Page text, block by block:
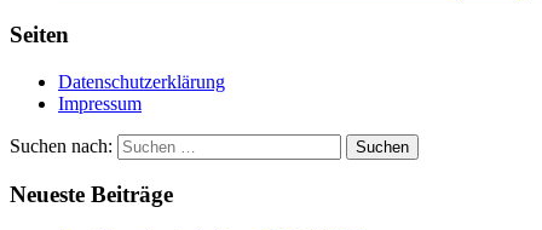
Seiten
Datenschutzerklärung
Impressum
Suchen nach: Suchen
Neueste Beiträge